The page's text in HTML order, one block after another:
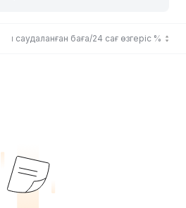
саудаланған баға/24 сағ өзгеріс %